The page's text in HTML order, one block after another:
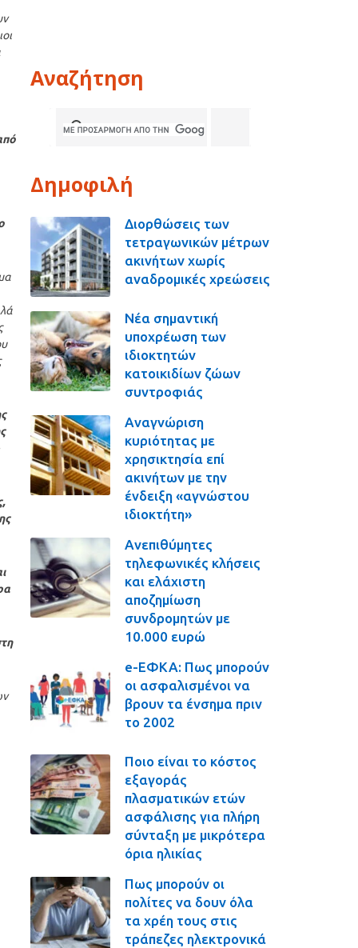
Αναζήτηση
Δημοφιλή
Διορθώσεις των
τετραγωνικών μέτρων
ακινήτων χωρίς
αναδρομικές χρεώσεις
Νέα σημαντική
υποχρέωση των
ιδιοκτητών
κατοικιδίων ζώων
συντροφιάς
Αναγνώριση
κυριότητας με
χρησικτησία επί
ακινήτων με την
ένδειξη «αγνώστου
ιδιοκτήτη»
Ανεπιθύμητες
τηλεφωνικές κλήσεις
και ελάχιστη
αποζημίωση
συνδρομητών με
10.000 ευρώ
e-ΕΦΚΑ: Πως μπορούν
οι ασφαλισμένοι να
βρουν τα ένσημα πριν
το 2002
Ποιο είναι το κόστος
εξαγοράς
πλασματικών ετών
ασφάλισης για πλήρη
σύνταξη με μικρότερα
όρια ηλικίας
Πως μπορούν οι
πολίτες να δουν όλα
τα χρέη τους στις
τράπεζες ηλεκτρονικά